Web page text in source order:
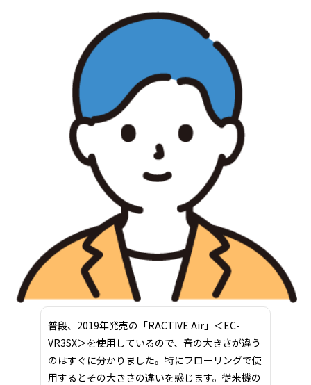
普段、2019年発売の「RACTIVE Air」＜EC-
VR3SX＞を使用しているので、音の大きさが違う
のはすぐに分かりました。特にフローリングで使
用するとその大きさの違いを感じます。従来機の